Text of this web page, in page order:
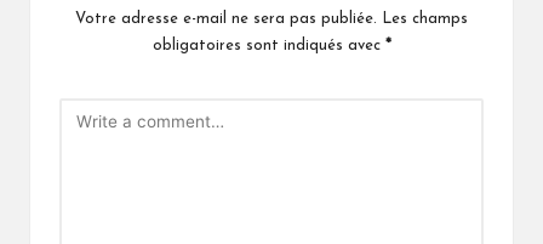
Votre adresse e-mail ne sera pas publiée.
Les champs
obligatoires sont indiqués avec *